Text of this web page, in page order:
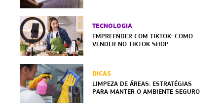
TECNOLOGIA
EMPREENDER COM TIKTOK: COMO
VENDER NO TIKTOK SHOP
DICAS
LIMPEZA DE ÁREAS: ESTRATÉGIAS
PARA MANTER O AMBIENTE SEGURO